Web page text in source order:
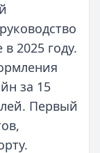
2025 году.
за 15
Первый